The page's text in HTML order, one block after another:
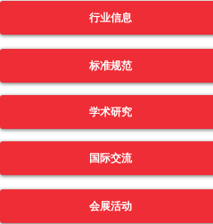
行业信息
标准规范
学术研究
国际交流
会展活动